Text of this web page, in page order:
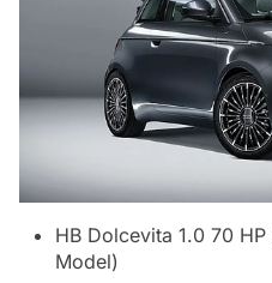
HB Dolcevita 1.0 70
Model)